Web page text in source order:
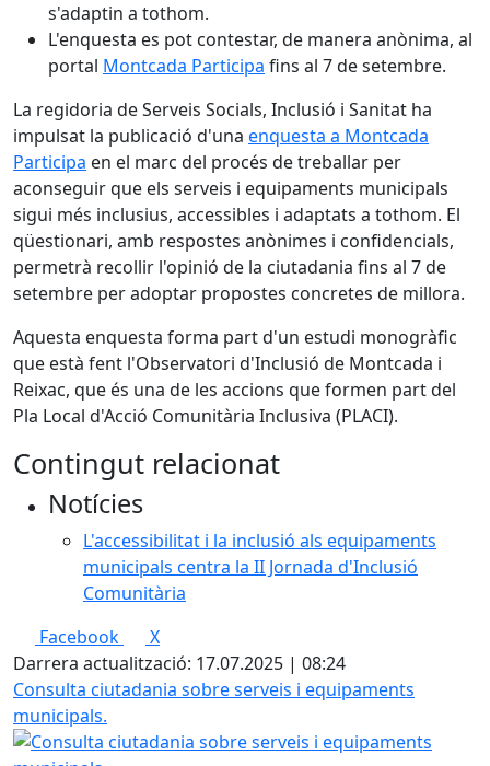
s'adaptin a tothom.
L'enquesta es pot contestar, de manera anònima, al
portal Montcada Participa fins al 7 de setembre.
La regidoria de Serveis Socials, Inclusió i Sanitat ha
impulsat la publicació d'una enquesta a Montcada
Participa en el marc del procés de treballar per
aconseguir que els serveis i equipaments municipals
sigui més inclusius, accessibles i adaptats a tothom. El
qüestionari, amb respostes anònimes i confidencials,
permetrà recollir l'opinió de la ciutadania fins al 7 de
setembre per adoptar propostes concretes de millora.
Aquesta enquesta forma part d'un estudi monogràfic
que està fent l'Observatori d'Inclusió de Montcada i
Reixac, que és una de les accions que formen part del
Pla Local d'Acció Comunitària Inclusiva (PLACI).
Contingut relacionat
Notícies
L'accessibilitat i la inclusió als equipaments
municipals centra la II Jornada d'Inclusió
Comunitària
Facebook
X
Darrera actualització: 17.07.2025 | 08:24
Consulta ciutadania sobre serveis i equipaments
municipals.